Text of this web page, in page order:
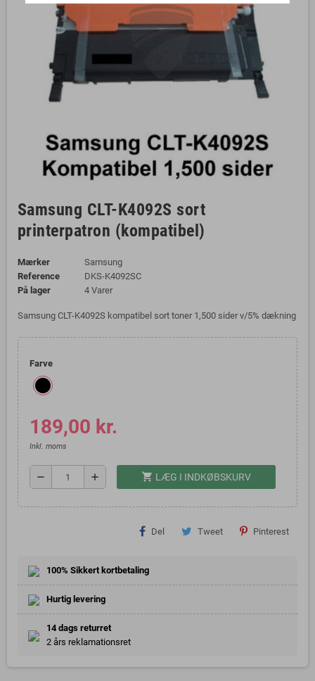
Samsung CLT-K4092S sort
printerpatron (kompatibel)
Mærker
Samsung
Reference
DKS-K4092SC
På lager
4 Varer
Samsung CLT-K4092S kompatibel sort toner 1,500 sider v/5% dækning
Farve
189,00 kr.
Inkl. moms
remove add shopping_cart LÆG I INDKØBSKURV
Del Tweet Pinterest
100% Sikkert kortbetaling
Hurtig levering
14 dags returret
2 års reklamationsret